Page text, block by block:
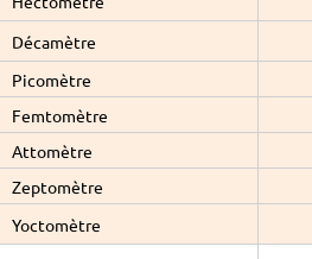
Décamètre
Picomètre
Femtomètre
Attomètre
Zeptomètre
Yoctomètre